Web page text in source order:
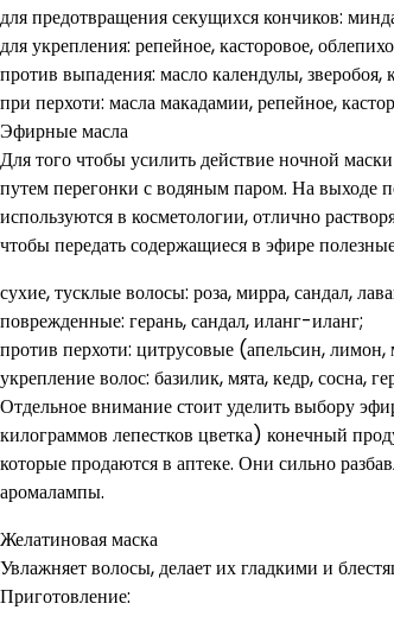
для предотвращения секущихся кончиков:
для укрепления: репейное, касторовое,
против выпадения: масло календулы, зверобоя,
при перхоти: масла макадамии, репейное,
Эфирные масла
Для того чтобы усилить действие ночной
путем перегонки с водяным паром. На выходе
используются в косметологии, отлично
чтобы передать содержащиеся в эфире
сухие, тусклые волосы: роза, мирра, сандал,
поврежденные: герань, сандал, иланг-иланг;
против перхоти: цитрусовые (апельсин,
укрепление волос: базилик, мята, кедр, сосна,
Отдельное внимание стоит уделить выбору
килограммов лепестков цветка) конечный
которые продаются в аптеке. Они сильно
аромалампы.
Желатиновая маска
Увлажняет волосы, делает их гладкими и
Приготовление: